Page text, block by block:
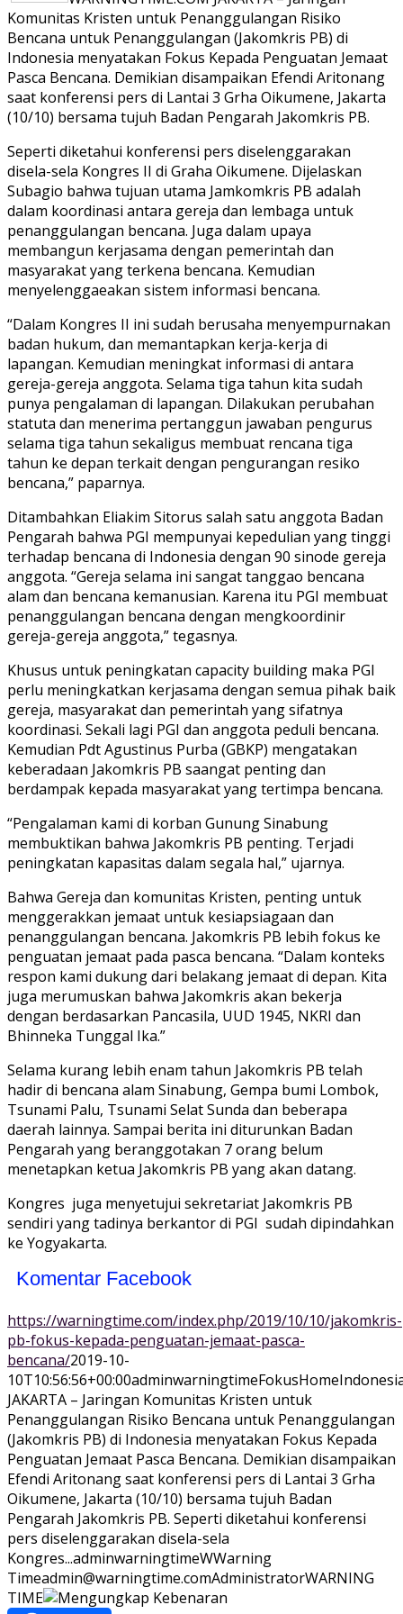
Komunitas Kristen untuk Penanggulangan Risiko
Bencana untuk Penanggulangan (Jakomkris PB) di
Indonesia menyatakan Fokus Kepada Penguatan Jemaat
Pasca Bencana. Demikian disampaikan Efendi Aritonang
saat konferensi pers di Lantai 3 Grha Oikumene, Jakarta
(10/10) bersama tujuh Badan Pengarah Jakomkris PB.
Seperti diketahui konferensi pers diselenggarakan
disela-sela Kongres II di Graha Oikumene. Dijelaskan
Subagio bahwa tujuan utama Jamkomkris PB adalah
dalam koordinasi antara gereja dan lembaga untuk
penanggulangan bencana. Juga dalam upaya
membangun kerjasama dengan pemerintah dan
masyarakat yang terkena bencana. Kemudian
menyelenggaeakan sistem informasi bencana.
“Dalam Kongres II ini sudah berusaha menyempurnakan
badan hukum, dan memantapkan kerja-kerja di
lapangan. Kemudian meningkat informasi di antara
gereja-gereja anggota. Selama tiga tahun kita sudah
punya pengalaman di lapangan. Dilakukan perubahan
statuta dan menerima pertanggun jawaban pengurus
selama tiga tahun sekaligus membuat rencana tiga
tahun ke depan terkait dengan pengurangan resiko
bencana,” paparnya.
Ditambahkan Eliakim Sitorus salah satu anggota Badan
Pengarah bahwa PGI mempunyai kepedulian yang tinggi
terhadap bencana di Indonesia dengan 90 sinode gereja
anggota. “Gereja selama ini sangat tanggao bencana
alam dan bencana kemanusian. Karena itu PGI membuat
penanggulangan bencana dengan mengkoordinir
gereja-gereja anggota,” tegasnya.
Khusus untuk peningkatan capacity building maka PGI
perlu meningkatkan kerjasama dengan semua pihak baik
gereja, masyarakat dan pemerintah yang sifatnya
koordinasi. Sekali lagi PGI dan anggota peduli bencana.
Kemudian Pdt Agustinus Purba (GBKP) mengatakan
keberadaan Jakomkris PB saangat penting dan
berdampak kepada masyarakat yang tertimpa bencana.
“Pengalaman kami di korban Gunung Sinabung
membuktikan bahwa Jakomkris PB penting. Terjadi
peningkatan kapasitas dalam segala hal,” ujarnya.
Bahwa Gereja dan komunitas Kristen, penting untuk
menggerakkan jemaat untuk kesiapsiagaan dan
penanggulangan bencana. Jakomkris PB lebih fokus ke
penguatan jemaat pada pasca bencana. “Dalam konteks
respon kami dukung dari belakang jemaat di depan. Kita
juga merumuskan bahwa Jakomkris akan bekerja
dengan berdasarkan Pancasila, UUD 1945, NKRI dan
Bhinneka Tunggal Ika.”
Selama kurang lebih enam tahun Jakomkris PB telah
hadir di bencana alam Sinabung, Gempa bumi Lombok,
Tsunami Palu, Tsunami Selat Sunda dan beberapa
daerah lainnya. Sampai berita ini diturunkan Badan
Pengarah yang beranggotakan 7 orang belum
menetapkan ketua Jakomkris PB yang akan datang.
Kongres juga menyetujui sekretariat Jakomkris PB
sendiri yang tadinya berkantor di PGI sudah dipindahkan
ke Yogyakarta.
Komentar Facebook
https://warningtime.com/index.php/2019/10/10/jakomkris-
pb-fokus-kepada-penguatan-jemaat-pasca-
bencana/2019-10-
10T10:56:56+00:00adminwarningtimeFokusHome
JAKARTA – Jaringan Komunitas Kristen untuk
Penanggulangan Risiko Bencana untuk Penanggulangan
(Jakomkris PB) di Indonesia menyatakan Fokus Kepada
Penguatan Jemaat Pasca Bencana. Demikian disampaikan
Efendi Aritonang saat konferensi pers di Lantai 3 Grha
Oikumene, Jakarta (10/10) bersama tujuh Badan
Pengarah Jakomkris PB. Seperti diketahui konferensi
pers diselenggarakan disela-sela
Kongres...adminwarningtimeWWarning
Timeadmin@warningtime.comAdministratorWARNING
TIME